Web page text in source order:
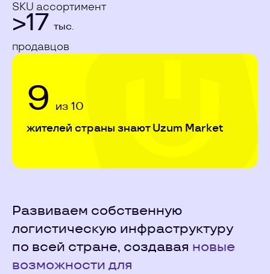
SKU ассортимент
>17 тыс.
продавцов
9 из 10
жителей страны знают Uzum Market
Развиваем собственную
логистическую инфраструктуру
по всей стране, создавая новые
возможности для